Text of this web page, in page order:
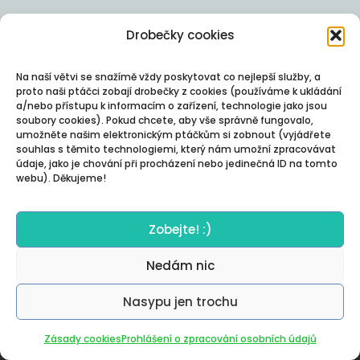
Drobečky cookies
Na naší větvi se snažímě vždy poskytovat co nejlepší služby, a
proto naši ptáčci zobají drobečky z cookies (používáme k ukládání
a/nebo přístupu k informacím o zařízení, technologie jako jsou
soubory cookies). Pokud chcete, aby vše správně fungovalo,
umožněte našim elektronickým ptáčkům si zobnout (vyjádřete
souhlas s těmito technologiemi, který nám umožní zpracovávat
údaje, jako je chování při procházení nebo jedinečná ID na tomto
webu). Děkujeme!
Zobejte! :)
Nedám nic
Nasypu jen trochu
Zásady cookiesProhlášení o zpracování osobních údajů
Autor:Posterity